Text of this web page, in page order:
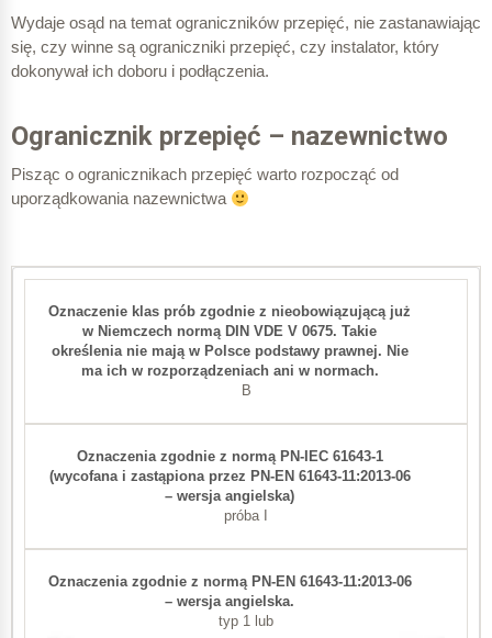
Wydaje osąd na temat ograniczników przepięć, nie zastanawiając
się, czy winne są ograniczniki przepięć, czy instalator, który
dokonywał ich doboru i podłączenia.
Ogranicznik przepięć – nazewnictwo
Pisząc o ogranicznikach przepięć warto rozpocząć od
uporządkowania nazewnictwa
B
próba I
typ 1 lub